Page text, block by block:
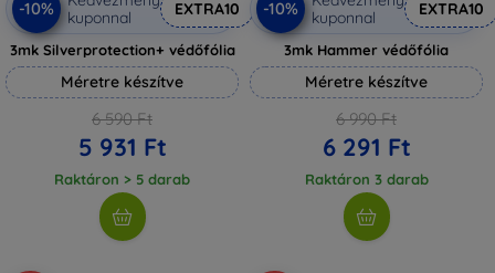
-10%
kuponnal
EXTRA10
3mk Silverprotection+ védőfólia
Méretre készítve
6 590 Ft
5 931 Ft
Raktáron > 5 darab
-10%
kuponnal
EXTRA10
3mk Hammer védőfólia
Méretre készítve
6 990 Ft
6 291 Ft
Raktáron 3 darab